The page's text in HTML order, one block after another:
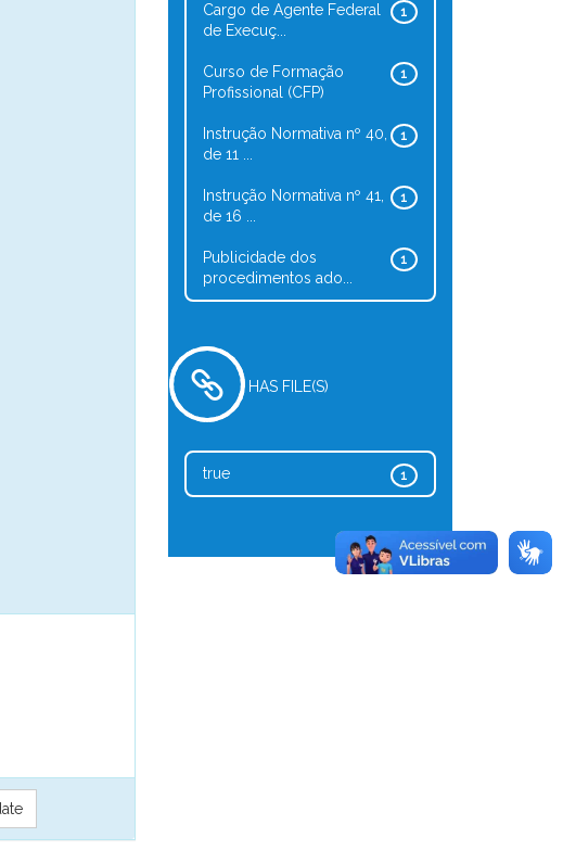
1
Cargo de Agente Federal
de Execuç...
1
Curso de Formação
Profissional (CFP)
1
Instrução Normativa nº 40,
de 11 ...
1
Instrução Normativa nº 41,
de 16 ...
1
Publicidade dos
procedimentos ado...
HAS FILE(S)
1
true